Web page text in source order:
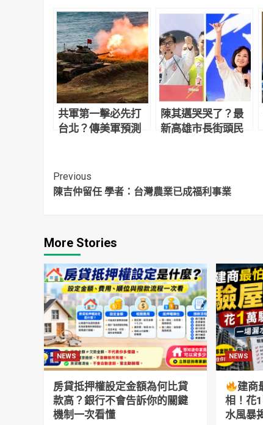
共軍第一擊必先打
台北？傳美軍預測
陳其邁哭哭了？最
新高雄市長街頭民
Continue
Reading
Previous
陳吉仲留任 學者：台灣農業已成福利事業
More Stories
NEWS
房貸抵押權設定金額為何比貸
款高？銀行不會告訴你的關鍵
機制一次看懂
NEWS
建商
相！花
水風暴